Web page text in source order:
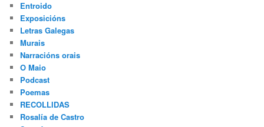
Entroido
Exposicións
Letras Galegas
Murais
Narracións orais
O Maio
Podcast
Poemas
RECOLLIDAS
Rosalía de Castro